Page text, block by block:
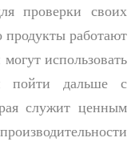
проверки своих
продукты работают
использовать
пойти дальше с
служит ценным